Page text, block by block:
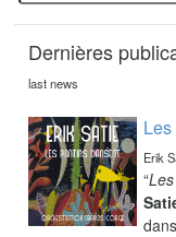
Dernières
last news
Erik
“